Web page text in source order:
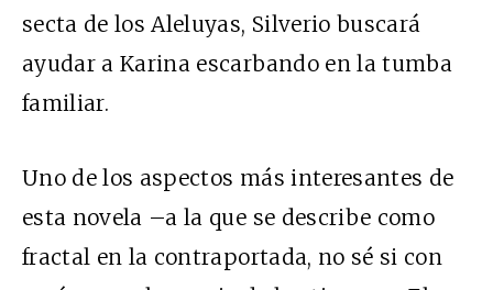
secta de los Aleluyas, Silverio buscará
ayudar a Karina escarbando en la tumba
familiar.
Uno de los aspectos más interesantes de
esta novela –a la que se describe como
fractal en la contraportada, no sé si con